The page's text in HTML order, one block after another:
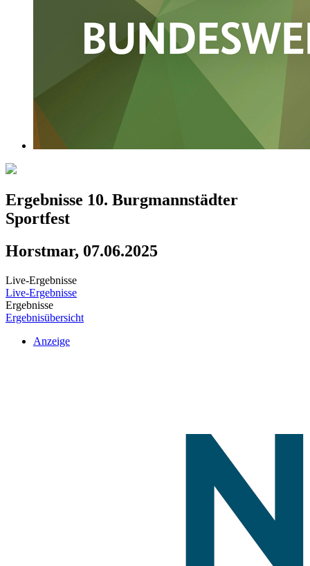
Ergebnisse 10. Burgmannstädter
Sportfest
Horstmar, 07.06.2025
Live-Ergebnisse
Live-Ergebnisse
Ergebnisse
Ergebnisübersicht
Anzeige